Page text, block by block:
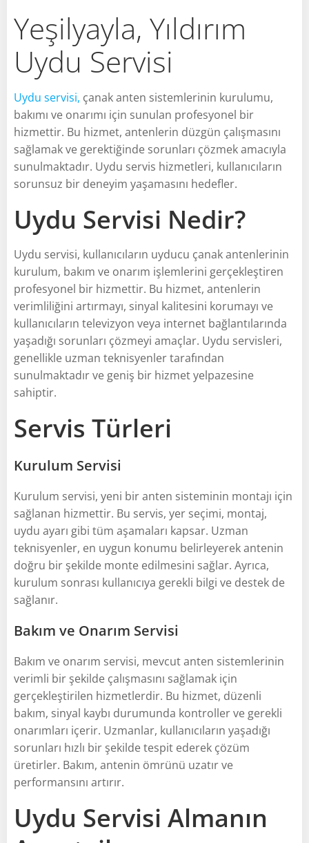
Yeşilyayla, Yıldırım
Uydu Servisi
Uydu servisi, çanak anten sistemlerinin kurulumu,
bakımı ve onarımı için sunulan profesyonel bir
hizmettir. Bu hizmet, antenlerin düzgün çalışmasını
sağlamak ve gerektiğinde sorunları çözmek amacıyla
sunulmaktadır. Uydu servis hizmetleri, kullanıcıların
sorunsuz bir deneyim yaşamasını hedefler.
Uydu Servisi Nedir?
Uydu servisi, kullanıcıların uyducu çanak antenlerinin
kurulum, bakım ve onarım işlemlerini gerçekleştiren
profesyonel bir hizmettir. Bu hizmet, antenlerin
verimliliğini artırmayı, sinyal kalitesini korumayı ve
kullanıcıların televizyon veya internet bağlantılarında
yaşadığı sorunları çözmeyi amaçlar. Uydu servisleri,
genellikle uzman teknisyenler tarafından
sunulmaktadır ve geniş bir hizmet yelpazesine
sahiptir.
Servis Türleri
Kurulum Servisi
Kurulum servisi, yeni bir anten sisteminin montajı için
sağlanan hizmettir. Bu servis, yer seçimi, montaj,
uydu ayarı gibi tüm aşamaları kapsar. Uzman
teknisyenler, en uygun konumu belirleyerek antenin
doğru bir şekilde monte edilmesini sağlar. Ayrıca,
kurulum sonrası kullanıcıya gerekli bilgi ve destek de
sağlanır.
Bakım ve Onarım Servisi
Bakım ve onarım servisi, mevcut anten sistemlerinin
verimli bir şekilde çalışmasını sağlamak için
gerçekleştirilen hizmetlerdir. Bu hizmet, düzenli
bakım, sinyal kaybı durumunda kontroller ve gerekli
onarımları içerir. Uzmanlar, kullanıcıların yaşadığı
sorunları hızlı bir şekilde tespit ederek çözüm
üretirler. Bakım, antenin ömrünü uzatır ve
performansını artırır.
Uydu Servisi Almanın